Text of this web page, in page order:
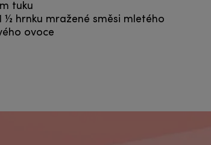
tuku
½ hrnku mražené směsi mletého
ovoce